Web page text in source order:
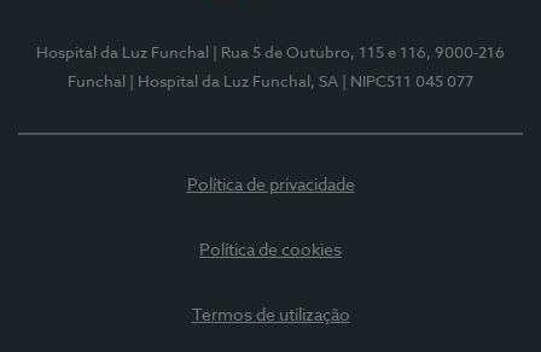
Hospital da Luz Funchal
| Rua 5 de Outubro, 115 e 116, 9000-216
Funchal
| Hospital da Luz Funchal, SA | NIPC511 045 077
Política de privacidade
Política de cookies
Termos de utilização